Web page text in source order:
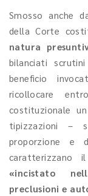
Smosso anche
della Corte
natura
bilanciati
beneficio
ricollocare
costituzionale
tipizzazioni –
proporzione e
caratterizzano
«incistato
preclusioni e